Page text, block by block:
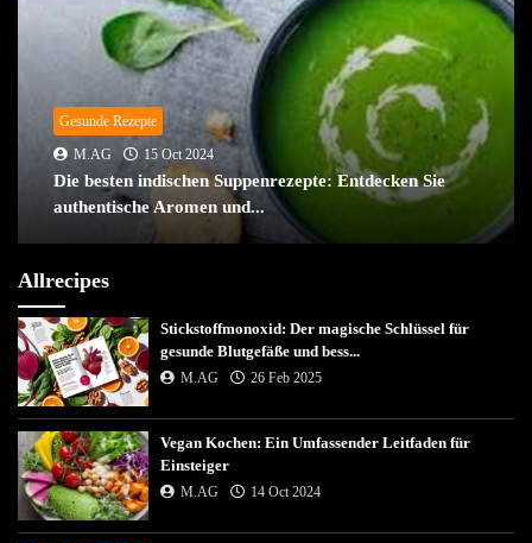
Gesunde Rezepte
M.AG
15 Oct 2024
Die besten indischen Suppenrezepte: Entdecken Sie
authentische Aromen und...
Allrecipes
Stickstoffmonoxid: Der magische Schlüssel für
gesunde Blutgefäße und bess...
M.AG 26 Feb 2025
Vegan Kochen: Ein Umfassender Leitfaden für
Einsteiger
M.AG 14 Oct 2024